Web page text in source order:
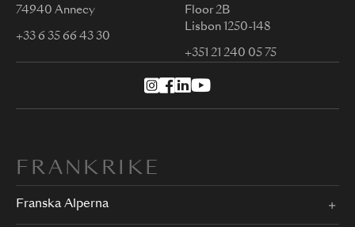
74940 Annecy
+33 6 35 66 43 30
Floor 2B
Lisbon 1250-148
+351 21 240 05 75
FRANKRIKE
Franska Alperna